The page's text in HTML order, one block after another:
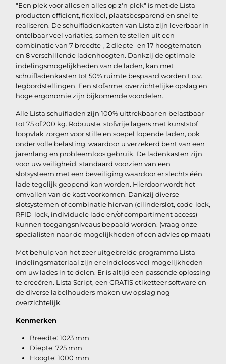
"Een plek voor alles en alles op z'n plek" is met de Lista
producten efficient, flexibel, plaatsbesparend en snel te
realiseren. De schuifladenkasten van Lista zijn leverbaar in
ontelbaar veel variaties, samen te stellen uit een
combinatie van 7 breedte-, 2 diepte- en 17 hoogtematen
en 8 verschillende ladenhoogten. Dankzij de optimale
indelingsmogelijkheden van de laden, kan met
schuifladenkasten tot 50% ruimte bespaard worden t.o.v.
legbordstellingen. Een stofarme, overzichtelijke opslag en
hoge ergonomie zijn bijkomende voordelen.
Alle Lista schuifladen zijn 100% uittrekbaar en belastbaar
tot 75 of 200 kg. Robuuste, stofvrije lagers met kunststof
loopvlak zorgen voor stille en soepel lopende laden, ook
onder volle belasting, waardoor u verzekerd bent van een
jarenlang en probleemloos gebruik. De ladenkasten zijn
voor uw veiligheid, standaard voorzien van een
slotsysteem met een beveiliging waardoor er slechts één
lade tegelijk geopend kan worden. Hierdoor wordt het
omvallen van de kast voorkomen. Dankzij diverse
slotsystemen of combinatie hiervan (cilinderslot, code-lock,
RFID-lock, individuele lade en/of compartiment access)
kunnen toegangsniveaus bepaald worden. (vraag onze
specialisten naar de mogelijkheden of een advies op maat)
Met behulp van het zeer uitgebreide programma Lista
indelingsmateriaal zijn er eindeloos veel mogelijkheden
om uw lades in te delen. Er is altijd een passende oplossing
te creeëren. Lista Script, een GRATIS etiketteer software en
de diverse labelhouders maken uw opslag nog
overzichtelijk.
Kenmerken
Breedte: 1023 mm
Diepte: 725 mm
Hoogte: 1000 mm